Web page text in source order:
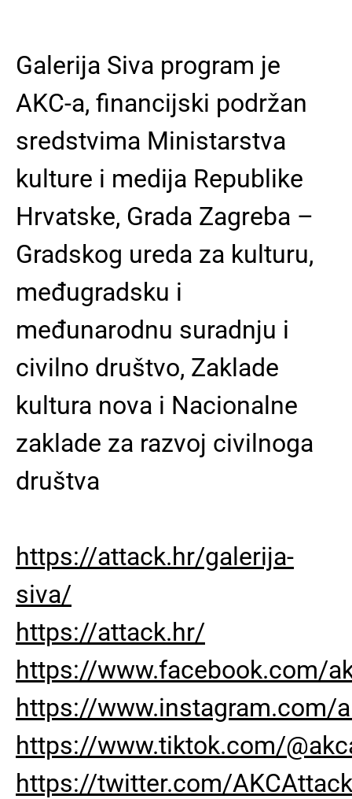
Galerija Siva program je
AKC-a, financijski podržan
sredstvima Ministarstva
kulture i medija Republike
Hrvatske, Grada Zagreba –
Gradskog ureda za kulturu,
međugradsku i
međunarodnu suradnju i
civilno društvo, Zaklade
kultura nova i Nacionalne
zaklade za razvoj civilnoga
društva
https://attack.hr/galerija-
siva/
https://attack.hr/
https://www.facebook.com/
https://www.instagram.com/
https://www.tiktok.com/
https://twitter.com/